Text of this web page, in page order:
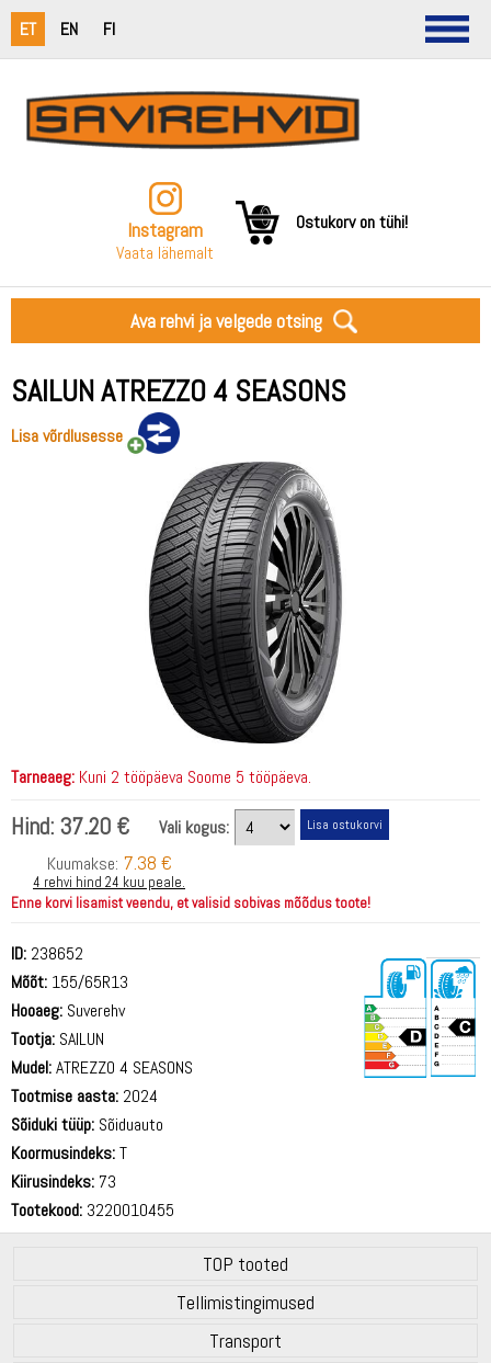
ET EN FI
Instagram
Vaata lähemalt
Ostukorv on tühi!
Ava rehvi ja velgede otsing
SAILUN ATREZZO 4 SEASONS
Lisa võrdlusesse
Tarneaeg: Kuni 2 tööpäeva Soome 5 tööpäeva.
Hind: 37.20 €
Vali kogus:
Kuumakse: 7.38 €
4 rehvi hind 24 kuu peale.
Enne korvi lisamist veendu, et valisid sobivas mõõdus toote!
ID: 238652
Mõõt: 155/65R13
Hooaeg: Suverehv
Tootja: SAILUN
Mudel:ATREZZO 4 SEASONS
Tootmise aasta: 2024
Sõiduki tüüp: Sõiduauto
Koormusindeks:T
Kiirusindeks: 73
Tootekood: 3220010455
TOP tooted
Tellimistingimused
Transport